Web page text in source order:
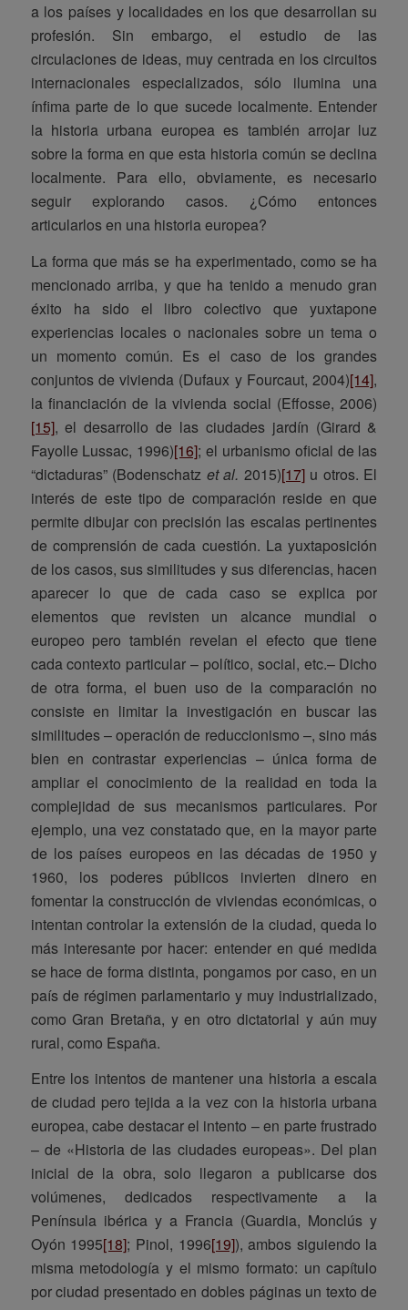
a los países y localidades en los que desarrollan su
profesión. Sin embargo, el estudio de las
circulaciones de ideas, muy centrada en los circuitos
internacionales especializados, sólo ilumina una
ínfima parte de lo que sucede localmente. Entender
la historia urbana europea es también arrojar luz
sobre la forma en que esta historia común se declina
localmente. Para ello, obviamente, es necesario
seguir explorando casos. ¿Cómo entonces
articularlos en una historia europea?
La forma que más se ha experimentado, como se ha
mencionado arriba, y que ha tenido a menudo gran
éxito ha sido el libro colectivo que yuxtapone
experiencias locales o nacionales sobre un tema o
un momento común. Es el caso de los grandes
conjuntos de vivienda (Dufaux y Fourcaut, 2004)[14],
la financiación de la vivienda social (Effosse, 2006)
[15], el desarrollo de las ciudades jardín (Girard &
Fayolle Lussac, 1996)[16]; el urbanismo oficial de las
“dictaduras” (Bodenschatz et al. 2015)[17]u otros. El
interés de este tipo de comparación reside en que
permite dibujar con precisión las escalas pertinentes
de comprensión de cada cuestión. La yuxtaposición
de los casos, sus similitudes y sus diferencias, hacen
aparecer lo que de cada caso se explica por
elementos que revisten un alcance mundial o
europeo pero también revelan el efecto que tiene
cada contexto particular – político, social, etc.– Dicho
de otra forma, el buen uso de la comparación no
consiste en limitar la investigación en buscar las
similitudes – operación de reduccionismo –, sino más
bien en contrastar experiencias – única forma de
ampliar el conocimiento de la realidad en toda la
complejidad de sus mecanismos particulares. Por
ejemplo, una vez constatado que, en la mayor parte
de los países europeos en las décadas de 1950 y
1960, los poderes públicos invierten dinero en
fomentar la construcción de viviendas económicas, o
intentan controlar la extensión de la ciudad, queda lo
más interesante por hacer: entender en qué medida
se hace de forma distinta, pongamos por caso, en un
país de régimen parlamentario y muy industrializado,
como Gran Bretaña, y en otro dictatorial y aún muy
rural, como España.
Entre los intentos de mantener una historia a escala
de ciudad pero tejida a la vez con la historia urbana
europea, cabe destacar el intento – en parte frustrado
– de «Historia de las ciudades europeas». Del plan
inicial de la obra, solo llegaron a publicarse dos
volúmenes, dedicados respectivamente a la
Península ibérica y a Francia (Guardia, Monclús y
Oyón 1995[18]; Pinol, 1996[19]), ambos siguiendo la
misma metodología y el mismo formato: un capítulo
por ciudad presentado en dobles páginas un texto de